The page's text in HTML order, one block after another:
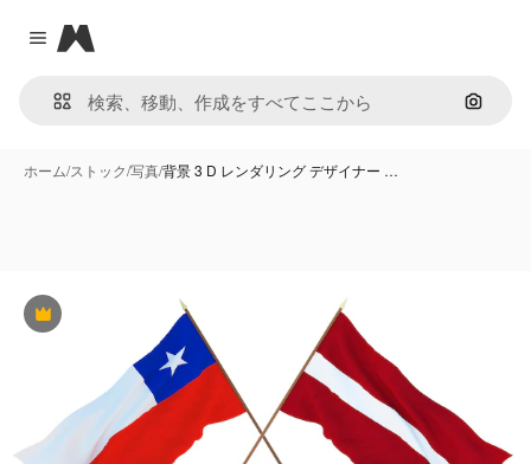
Close menu
Magnific
画像で
ホーム/ストック/写真/背景 3 D レンダリング デザイナー …
Premium